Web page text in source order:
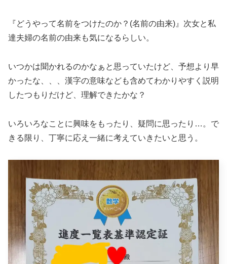
『どうやって名前をつけたのか？(名前の由来)』次女と私
達夫婦の名前の由来も気になるらしい。
いつかは聞かれるのかなぁと思っていたけど、予想より早
かったな、、、漢字の意味なども含めてわかりやすく説明
したつもりだけど、理解できたかな？
いろいろなことに興味をもったり、疑問に思ったり…。で
きる限り、丁寧に応え一緒に考えていきたいと思う。